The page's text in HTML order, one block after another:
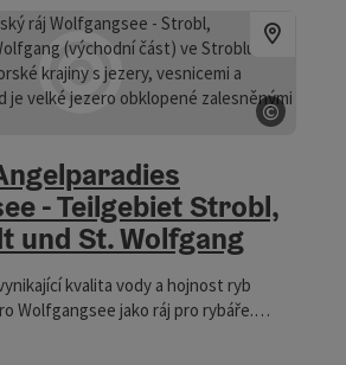
©
: Fischen - Angelparadies
- Teilgebiet Strobl,
und St. Wolfgang
kvalita vody a hojnost ryb
Wolfgangsee jako ráj pro rybáře.